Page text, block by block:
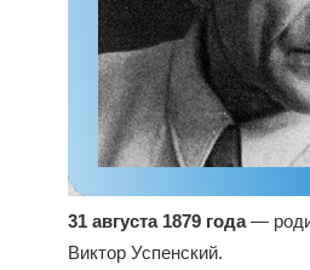
31 августа 1879 года—
Виктор Успенский.